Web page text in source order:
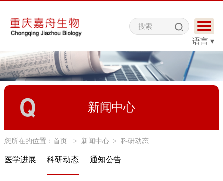
语言 ▾
新闻中心
您所在的位置： 首页> 新闻中心> 科研动态
医学进展 科研动态 通知公告